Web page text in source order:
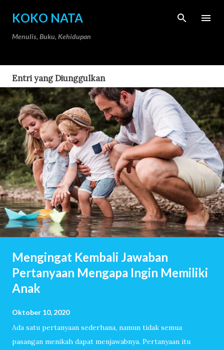
Langsung ke konten utama
KOKO NATA
Menulis, Buku, Kehidupan
Entri yang Diunggulkan
Mengingat Kembali Jawaban
Pertanyaan Mengapa Ingin Memiliki
Anak
Oktober 10, 2020
Ada satu pertanyaan sederhana, namun tidak semua
pasangan menikah dapat menjawabnya. Pertanyaan itu